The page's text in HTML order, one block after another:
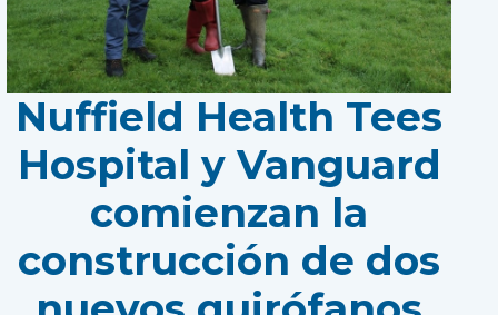
Nuffield Health Tees
Hospital y Vanguard
comienzan la
construcción de dos